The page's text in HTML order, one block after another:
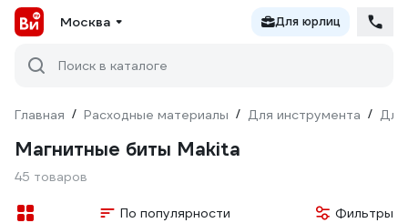
Москва Для юрлиц
Поиск в каталоге
Главная / Расходные материалы / Для инструмента / Для
Магнитные биты Makita
45 товаров
По популярности Фильтры